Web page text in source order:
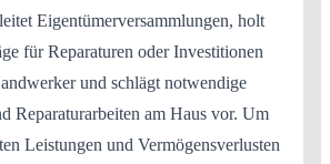
Eigentümerversammlungen, holt
für Reparaturen oder Investitionen
und schlägt notwendige
Reparaturarbeiten am Haus vor. Um
Leistungen und Vermögensverlusten